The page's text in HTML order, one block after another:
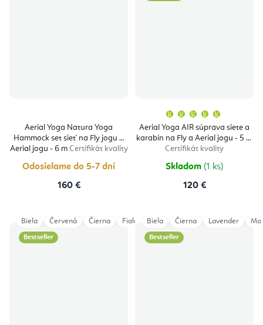
Aerial Yoga Natura Yoga
Hammock set sieť na Fly jogu a
Aerial jogu - 6 m Certifikát kvality
Odosielame do 5-7 dní
160 €
Aerial Yoga AIR súprava siete a
karabín na Fly a Aerial jogu - 5 m
Certifikát kvality
produktu
je
5,0
z
Skladom (1 ks)
120 €
Bestseller
Biela Červená Čierna Fialová Magenta Modrá
Bestseller
Biela Čierna Lavender